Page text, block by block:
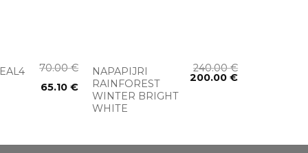
70.00€
65.10€
NAPAPIJRI
RAINFOREST
WINTER BRIGHT
WHITE
240.00€
200.00€